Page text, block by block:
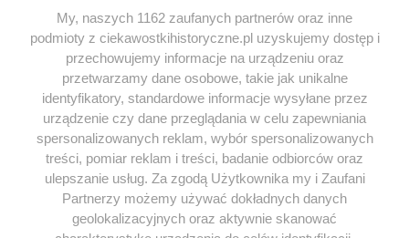
SERWIS
SPOŁECZNOŚĆ
WSPÓŁPRACA
KONTAKT
My, naszych 1162 zaufanych partnerów oraz inne
podmioty z ciekawostkihistoryczne.pl uzyskujemy dostęp i
przechowujemy informacje na urządzeniu oraz
przetwarzamy dane osobowe, takie jak unikalne
identyfikatory, standardowe informacje wysyłane przez
urządzenie czy dane przeglądania w celu zapewniania
spersonalizowanych reklam, wybór spersonalizowanych
treści, pomiar reklam i treści, badanie odbiorców oraz
ulepszanie usług. Za zgodą Użytkownika my i Zaufani
Partnerzy możemy używać dokładnych danych
geolokalizacyjnych oraz aktywnie skanować